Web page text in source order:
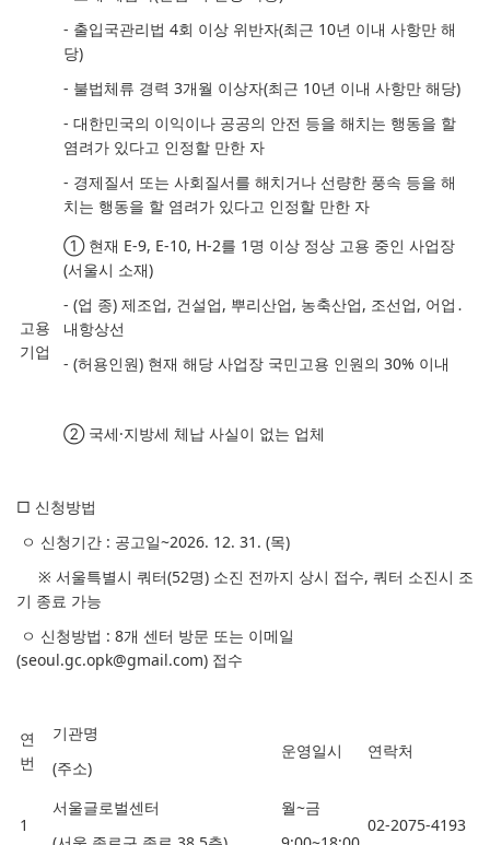
- 출입국관리법 4회 이상 위반자(최근 10년 이내 사항만 해
당)
- 불법체류 경력 3개월 이상자(최근 10년 이내 사항만 해당)
- 대한민국의 이익이나 공공의 안전 등을 해치는 행동을 할
염려가 있다고 인정할 만한 자
- 경제질서 또는 사회질서를 해치거나 선량한 풍속 등을 해
치는 행동을 할 염려가 있다고 인정할 만한 자
고용
기업
① 현재 E-9, E-10, H-2를 1 명 이상 정상 고용 중인 사업장
(서울시 소재)
- (업 종) 제조업, 건설업, 뿌리산업, 농축산업, 조선업, 어업 ․
내항상선
- (허용인원) 현재 해당 사업장 국민고용 인원의 30% 이내
② 국세·지방세 체납 사실이 없는 업체
□ 신청방법
ㅇ 신청기간 : 공고일~2026. 12. 31. (목)
※ 서울특별시 쿼터(52명) 소진 전까지 상시 접수, 쿼터 소진시 조
기 종료 가능
ㅇ 신청방법 : 8개 센터 방문 또는 이메일
(seoul.gc.opk@gmail.com) 접수
연
번
기관명
(주소)
운영일시 연락처
1
서울글로벌센터
월~금
02-2075-4193